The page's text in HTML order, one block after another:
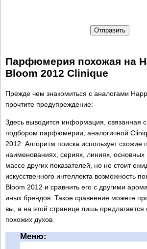
Отправить
Парфюмерия похожая на
Bloom 2012 Clinique
Прежде чем знакомиться с аналогами
прочтите предупреждение:
Здесь выводится информация, связанная
подбором парфюмерии, аналогичной
2012. Алгоритм поиска использует схожие
наименованиях, сериях, линиях, основных
массе других показателей, но не стоит
искусственного интеллекта возможность
Bloom 2012 и сравнить его с другими
иных брендов. Такое сравнение можете
вы, а на этой странице лишь предлагается
похожих духов.
Меню: